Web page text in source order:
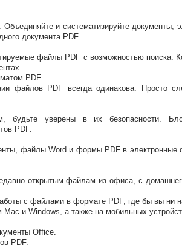
и систематизируйте документы,
документа PDF.
файлы PDF с возможностью поиска.
PDF.
файлов PDF всегда одинакова. Просто
уверены в их безопасности.
PDF.
файлы Word и формы PDF в электронные
открытым файлам из офиса, с
с файлами в формате PDF, где бы вы ни
и Windows, а также на мобильных
Office.
PDF.